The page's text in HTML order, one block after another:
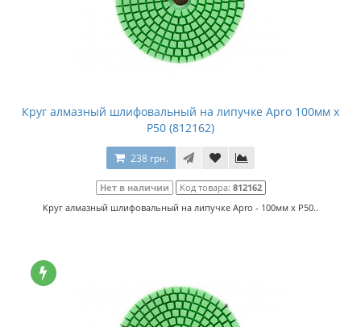
Круг алмазный шлифовальный на липучке Apro 100мм x
P50 (812162)
238 грн.
Нет в наличии Код товара: 812162
Круг алмазный шлифовальный на липучке Apro - 100мм x P50..